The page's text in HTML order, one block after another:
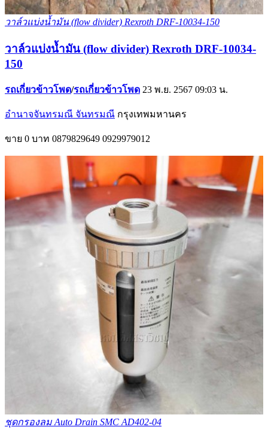
วาล์วแบ่งน้ำมัน (flow divider) Rexroth DRF-10034-150
วาล์วแบ่งน้ำมัน (flow divider) Rexroth DRF-10034-
150
รถเกี่ยวข้าวโพด/รถเกี่ยวข้าวโพด 23 พ.ย. 2567 09:03 น.
อำนาจจันทรมณี จันทรมณี กรุงเทพมหานคร
ขาย 0 บาท 0879829649 0929979012
ชุดกรองลม Auto Drain SMC AD402-04